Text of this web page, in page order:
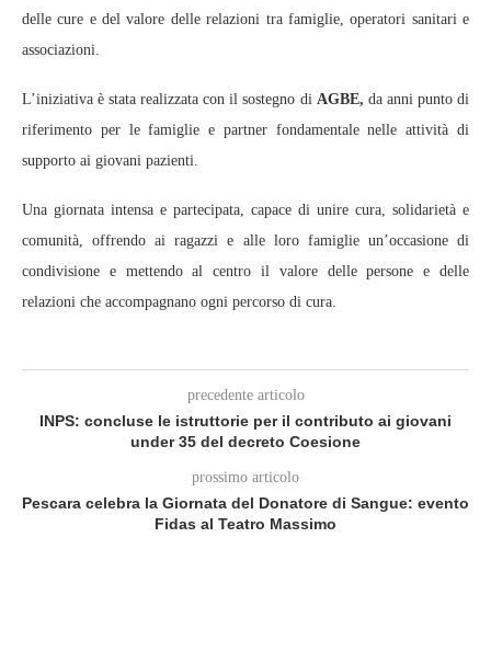
delle cure e del valore delle relazioni tra famiglie, operatori sanitari e
associazioni.
L’iniziativa è stata realizzata con il sostegno di AGBE, da anni punto di
riferimento per le famiglie e partner fondamentale nelle attività di
supporto ai giovani pazienti.
Una giornata intensa e partecipata, capace di unire cura, solidarietà e
comunità, offrendo ai ragazzi e alle loro famiglie un’occasione di
condivisione e mettendo al centro il valore delle persone e delle
relazioni che accompagnano ogni percorso di cura.
precedente articolo
INPS: concluse le istruttorie per il contributo ai giovani
under 35 del decreto Coesione
prossimo articolo
Pescara celebra la Giornata del Donatore di Sangue: evento
Fidas al Teatro Massimo